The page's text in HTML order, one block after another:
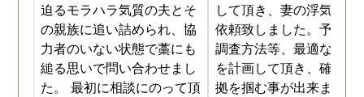
迫るモラハラ気質の夫とそ
の親族に追い詰められ、協
力者のいない状態で藁にも
縋る思いで問い合わせまし
た。 最初に相談にのって頂
して頂き、妻の浮気調査
依頼致しました。予算か
調査方法等、最適なやり
を計画して頂き、確実な
拠を掴む事が出来ました